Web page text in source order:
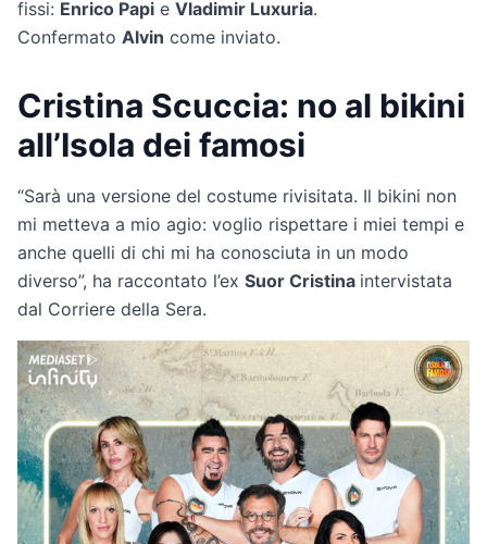
fissi: Enrico Papi e Vladimir Luxuria.
Confermato Alvin come inviato.
Cristina Scuccia: no al bikini
all’Isola dei famosi
“Sarà una versione del costume rivisitata. Il bikini non
mi metteva a mio agio: voglio rispettare i miei tempi e
anche quelli di chi mi ha conosciuta in un modo
diverso”, ha raccontato l’ex Suor Cristina intervistata
dal Corriere della Sera.